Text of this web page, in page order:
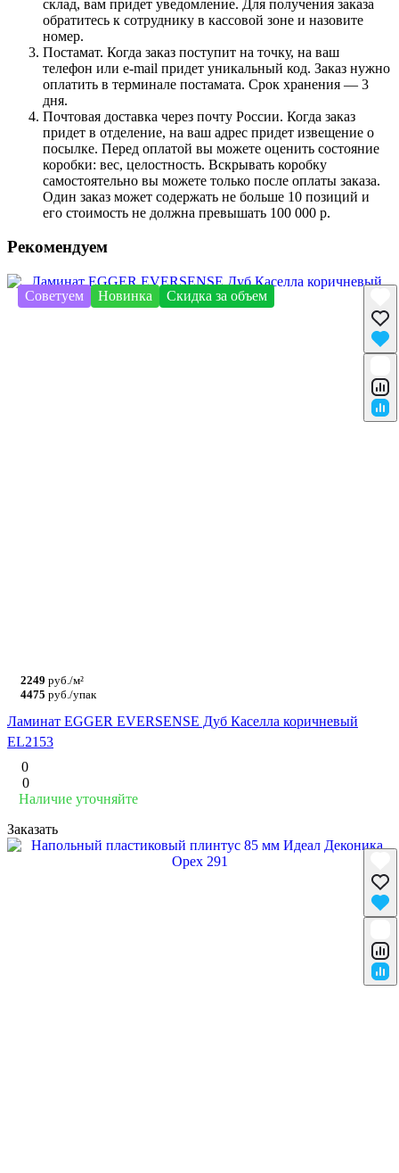
склад, вам придет уведомление. Для получения заказа
обратитесь к сотруднику в кассовой зоне и назовите
номер.
Постамат. Когда заказ поступит на точку, на ваш
телефон или e-mail придет уникальный код. Заказ нужно
оплатить в терминале постамата. Срок хранения — 3
дня.
Почтовая доставка через почту России. Когда заказ
придет в отделение, на ваш адрес придет извещение о
посылке. Перед оплатой вы можете оценить состояние
коробки: вес, целостность. Вскрывать коробку
самостоятельно вы можете только после оплаты заказа.
Один заказ может содержать не больше 10 позиций и
его стоимость не должна превышать 100 000 р.
Рекомендуем
Советуем Новинка Скидка за объем
2249 руб./м²
4475 руб./упак
Ламинат EGGER EVERSENSE Дуб Каселла коричневый
EL2153
0
0
Наличие уточняйте
Заказать